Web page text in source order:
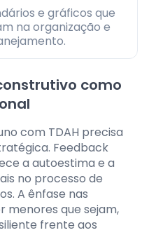
e gráficos que
na organização e
como
com TDAH precisa
Feedback
a autoestima e a
no processo de
A ênfase nas
menores que sejam,
frente aos